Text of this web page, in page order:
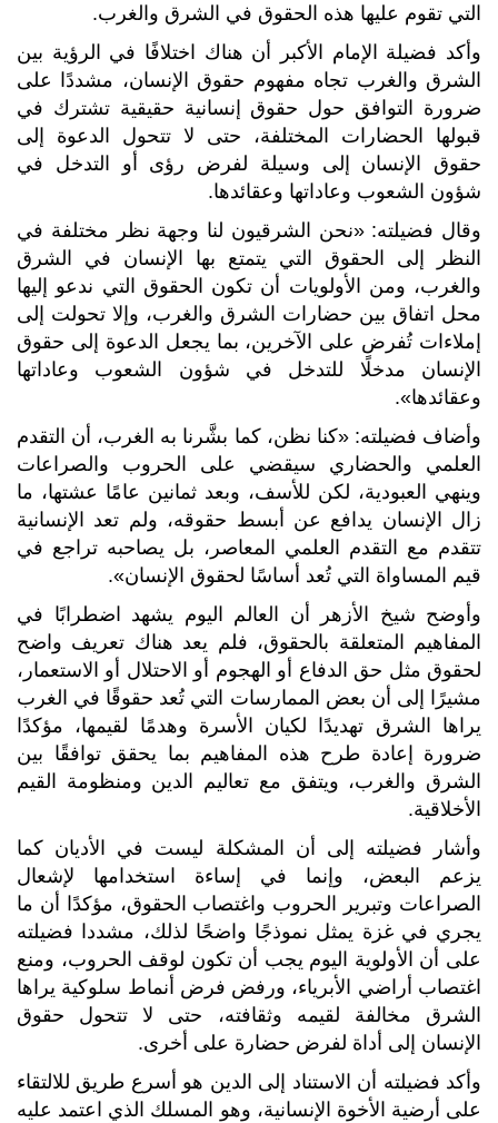
التي تقوم عليها هذه الحقوق في الشرق والغرب.
وأكد فضيلة الإمام الأكبر أن هناك اختلافًا في الرؤية بين
الشرق والغرب تجاه مفهوم حقوق الإنسان، مشددًا على
ضرورة التوافق حول حقوق إنسانية حقيقية تشترك في
قبولها الحضارات المختلفة، حتى لا تتحول الدعوة إلى
حقوق الإنسان إلى وسيلة لفرض رؤى أو التدخل في
شؤون الشعوب وعاداتها وعقائدها.
وقال فضيلته: «نحن الشرقيون لنا وجهة نظر مختلفة في
النظر إلى الحقوق التي يتمتع بها الإنسان في الشرق
والغرب، ومن الأولويات أن تكون الحقوق التي ندعو إليها
محل اتفاق بين حضارات الشرق والغرب، وإلا تحولت إلى
إملاءات تُفرض على الآخرين، بما يجعل الدعوة إلى حقوق
الإنسان مدخلًا للتدخل في شؤون الشعوب وعاداتها
وعقائدها».
وأضاف فضيلته: «كنا نظن، كما بشَّرنا به الغرب، أن التقدم
العلمي والحضاري سيقضي على الحروب والصراعات
وينهي العبودية، لكن للأسف، وبعد ثمانين عامًا عشتها، ما
زال الإنسان يدافع عن أبسط حقوقه، ولم تعد الإنسانية
تتقدم مع التقدم العلمي المعاصر، بل يصاحبه تراجع في
قيم المساواة التي تُعد أساسًا لحقوق الإنسان».
وأوضح شيخ الأزهر أن العالم اليوم يشهد اضطرابًا في
المفاهيم المتعلقة بالحقوق، فلم يعد هناك تعريف واضح
لحقوق مثل حق الدفاع أو الهجوم أو الاحتلال أو الاستعمار،
مشيرًا إلى أن بعض الممارسات التي تُعد حقوقًا في الغرب
يراها الشرق تهديدًا لكيان الأسرة وهدمًا لقيمها، مؤكدًا
ضرورة إعادة طرح هذه المفاهيم بما يحقق توافقًا بين
الشرق والغرب، ويتفق مع تعاليم الدين ومنظومة القيم
الأخلاقية.
وأشار فضيلته إلى أن المشكلة ليست في الأديان كما
يزعم البعض، وإنما في إساءة استخدامها لإشعال
الصراعات وتبرير الحروب واغتصاب الحقوق، مؤكدًا أن ما
يجري في غزة يمثل نموذجًا واضحًا لذلك، مشددا فضيلته
على أن الأولوية اليوم يجب أن تكون لوقف الحروب، ومنع
اغتصاب أراضي الأبرياء، ورفض فرض أنماط سلوكية يراها
الشرق مخالفة لقيمه وثقافته، حتى لا تتحول حقوق
الإنسان إلى أداة لفرض حضارة على أخرى.
وأكد فضيلته أن الاستناد إلى الدين هو أسرع طريق للالتقاء
على أرضية الأخوة الإنسانية، وهو المسلك الذي اعتمد عليه